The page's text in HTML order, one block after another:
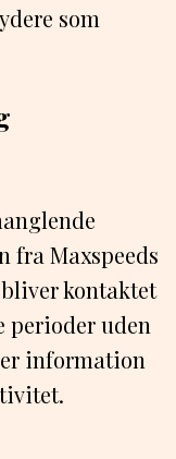
som
fra Maxspeeds
kontaktet
perioder uden
information